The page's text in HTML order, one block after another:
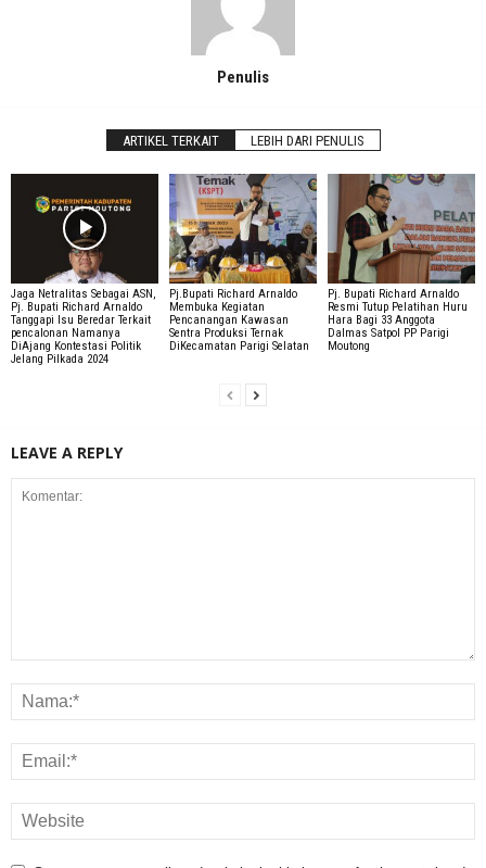
Penulis
ARTIKEL TERKAIT LEBIH DARI PENULIS
Jaga Netralitas Sebagai ASN,
Pj. Bupati Richard Arnaldo
Tanggapi Isu Beredar Terkait
pencalonan Namanya
DiAjang Kontestasi Politik
Jelang Pilkada 2024
Pj.Bupati Richard Arnaldo
Membuka Kegiatan
Pencanangan Kawasan
Sentra Produksi Ternak
DiKecamatan Parigi Selatan
Pj. Bupati Richard Arnaldo
Resmi Tutup Pelatihan Huru
Hara Bagi 33 Anggota
Dalmas Satpol PP Parigi
Moutong
LEAVE A REPLY